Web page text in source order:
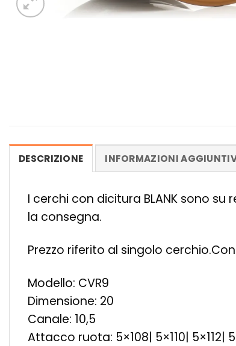
DESCRIZIONE INFORMAZIONI
I cerchi con dicitura BLANK sono
la consegna.
Prezzo riferito al singolo
Modello: CVR9
Dimensione: 20
Canale: 10,5
Attacco ruota: 5×108| 5×110| 5×112|